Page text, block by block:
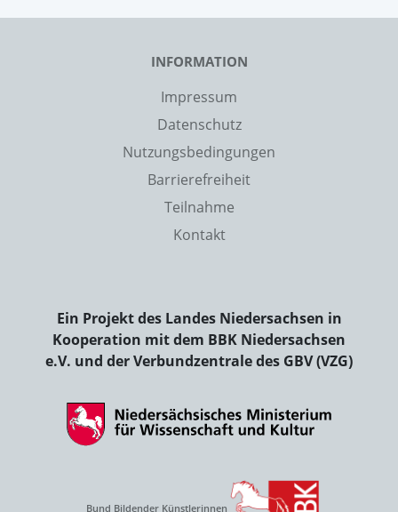
INFORMATION
Impressum
Datenschutz
Nutzungsbedingungen
Barrierefreiheit
Teilnahme
Kontakt
Ein Projekt des Landes Niedersachsen in
Kooperation mit dem BBK Niedersachsen
e.V. und der Verbundzentrale des GBV (VZG)
Bund Bildender Künstlerinnen